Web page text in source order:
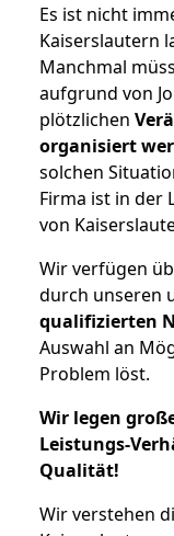
Es ist nicht
Kaiserslautern
Manchmal
aufgrund von
plötzlichen
organisiert
solchen
Firma ist in der
von
Wir verfügen
durch unseren
qualifizierten
Auswahl an
Problem löst.
Wir legen
Leistungs-
Qualität!
Wir verstehen